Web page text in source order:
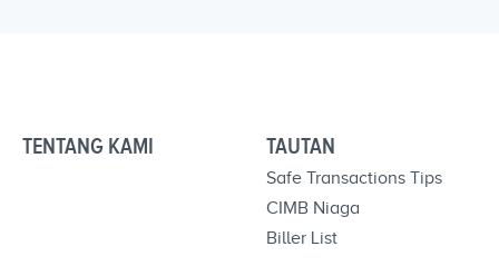
TENTANG KAMI TAUTAN
Safe Transactions Tips
CIMB Niaga
Biller List